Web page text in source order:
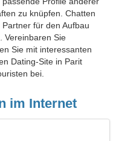
zu knüpfen. Chatten
für den Aufbau
Vereinbaren Sie
Sie mit interessanten
Dating-Site in Parit
bei.
im Internet